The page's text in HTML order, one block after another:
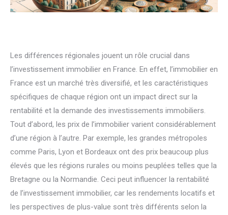
Les différences régionales jouent un rôle crucial dans
l’investissement immobilier en France. En effet, l’immobilier en
France est un marché très diversifié, et les caractéristiques
spécifiques de chaque région ont un impact direct sur la
rentabilité et la demande des investissements immobiliers.
Tout d’abord, les prix de l’immobilier varient considérablement
d’une région à l’autre. Par exemple, les grandes métropoles
comme Paris, Lyon et Bordeaux ont des prix beaucoup plus
élevés que les régions rurales ou moins peuplées telles que la
Bretagne ou la Normandie. Ceci peut influencer la rentabilité
de l’investissement immobilier, car les rendements locatifs et
les perspectives de plus-value sont très différents selon la